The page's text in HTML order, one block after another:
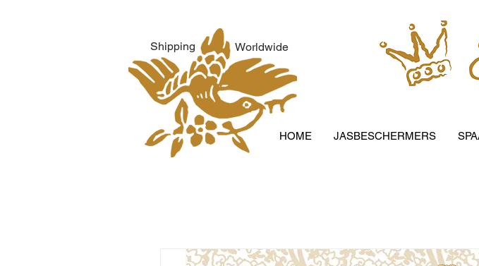
HOME JASBESCHERMERS
Shipping Worldwide